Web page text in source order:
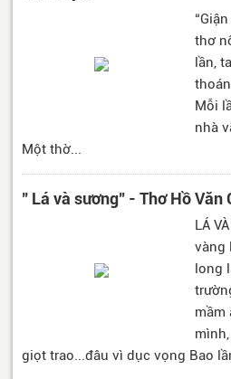
thơ
lần,
Mỗi
nhà
Một thờ...
" Lá và sương" - Thơ Hồ Văn
LÁ
vàng
long
mầm
giọt trao...đâu vì dục vọng Bao